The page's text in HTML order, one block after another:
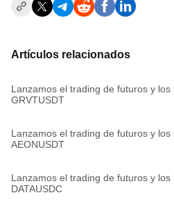
Artículos relacionados
Lanzamos el trading de futuros y
GRVTUSDT
Lanzamos el trading de futuros y
AEONUSDT
Lanzamos el trading de futuros y
DATAUSDC